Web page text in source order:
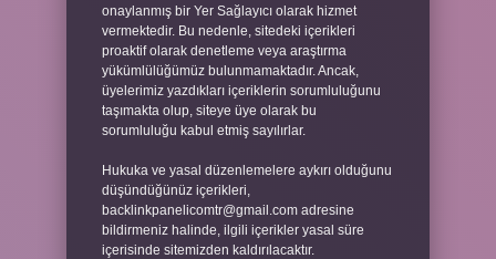
onaylanmış bir Yer Sağlayıcı olarak hizmet
vermektedir. Bu nedenle, sitedeki içerikleri
proaktif olarak denetleme veya araştırma
yükümlülüğümüz bulunmamaktadır. Ancak,
üyelerimiz yazdıkları içeriklerin sorumluluğunu
taşımakta olup, siteye üye olarak bu
sorumluluğu kabul etmiş sayılırlar.
Hukuka ve yasal düzenlemelere aykırı olduğunu
düşündüğünüz içerikleri,
backlinkpanelicomtr@gmail.com adresine
bildirmeniz halinde, ilgili içerikler yasal süre
içerisinde sitemizden kaldırılacaktır.